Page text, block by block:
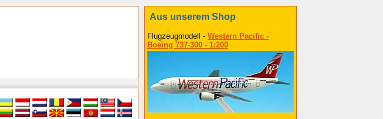
Aus unserem Shop
Flugzeugmodell - Western Pacific -
Boeing 737-300 - 1:200